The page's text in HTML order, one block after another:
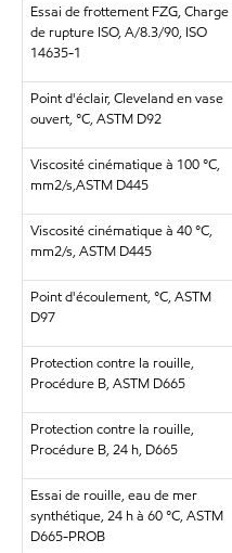
Essai de frottement FZG, Charge
de rupture ISO, A/8.3/90, ISO
14635-1
Point d'éclair, Cleveland en vase
ouvert, °C, ASTM D92
Viscosité cinématique à 100 °C,
mm2/s,ASTM D445
Viscosité cinématique à 40 °C,
mm2/s, ASTM D445
Point d'écoulement, °C, ASTM
D97
Protection contre la rouille,
Procédure B, ASTM D665
Protection contre la rouille,
Procédure B, 24 h, D665
Essai de rouille, eau de mer
synthétique, 24 h à 60 °C, ASTM
D665-PROB